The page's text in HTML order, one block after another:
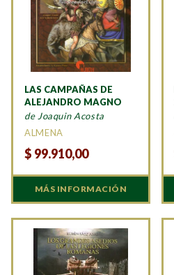
LAS CAMPAÑAS DE
ALEJANDRO MAGNO
de Joaquin Acosta
ALMENA
$ 99.910,00
MÁS INFORMACIÓN